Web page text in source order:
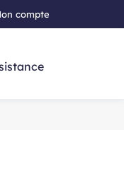
compte